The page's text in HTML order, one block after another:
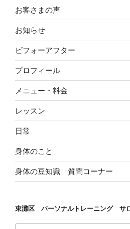
お客さまの声
お知らせ
ビフォーアフター
プロフィール
メニュー・料金
レッスン
日常
身体のこと
身体の豆知識 質問コーナー
東灘区 パーソナルトレーニング サ